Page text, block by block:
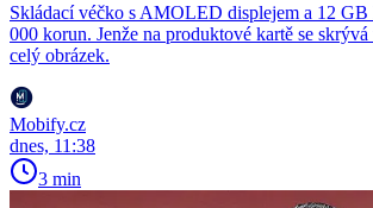
Skládací véčko s AMOLED displejem a 12
000 korun. Jenže na produktové kartě se
celý obrázek.
Mobify.cz
dnes, 11:38
3 min